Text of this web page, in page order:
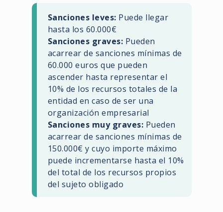
Sanciones leves: Puede llegar
hasta los 60.000€
Sanciones graves: Pueden
acarrear de sanciones mínimas de
60.000 euros que pueden
ascender hasta representar el
10% de los recursos totales de la
entidad en caso de ser una
organización empresarial
Sanciones muy graves: Pueden
acarrear de sanciones mínimas de
150.000€ y cuyo importe máximo
puede incrementarse hasta el 10%
del total de los recursos propios
del sujeto obligado